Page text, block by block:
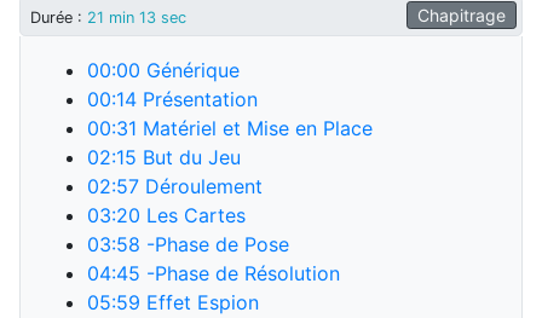
Durée : 21 min 13 sec Chapitrage
00:00 Générique
00:14 Présentation
00:31 Matériel et Mise en Place
02:15 But du Jeu
02:57 Déroulement
03:20 Les Cartes
03:58 -Phase de Pose
04:45 -Phase de Résolution
05:59 Effet Espion